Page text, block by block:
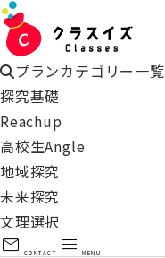
プランカテゴリー一覧
探究基礎
Reachup
高校生Angle
地域探究
未来探究
文理選択
mail CONTACT menu MENU